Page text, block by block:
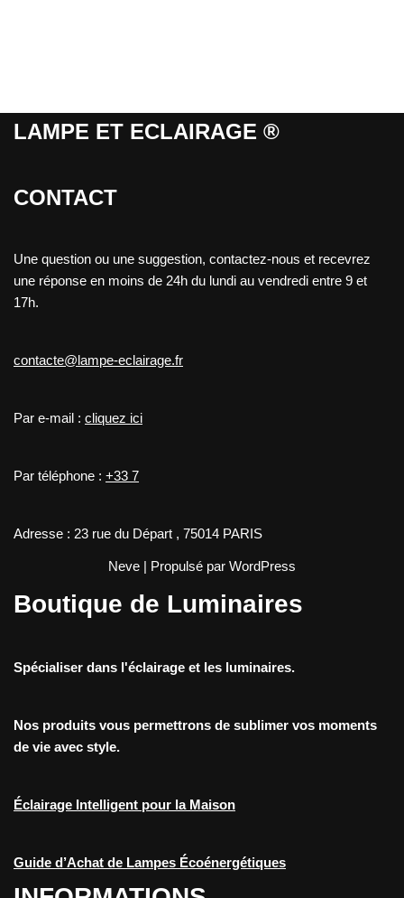
LAMPE ET ECLAIRAGE ®
CONTACT
Une question ou une suggestion, contactez-nous et recevrez
une réponse en moins de 24h du lundi au vendredi entre 9 et
17h.
contacte@lampe-eclairage.fr
Par e-mail : cliquez ici
Par téléphone : +33 7
Adresse : 23 rue du Départ , 75014 PARIS
Neve | Propulsé par WordPress
Boutique de Luminaires
Spécialiser dans l'éclairage et les luminaires.
Nos produits vous permettrons de sublimer vos moments
de vie avec style.
Éclairage Intelligent pour la Maison
Guide d’Achat de Lampes Écoénergétiques